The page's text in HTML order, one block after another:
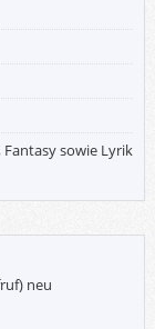
Fantasy sowie Lyrik
neu